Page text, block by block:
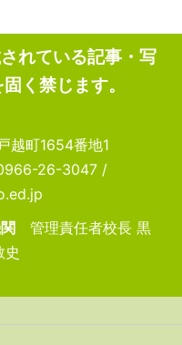
れている記事・写
く禁じます。
町1654番地1
26-3047 /
関 管理責任者校長 黒